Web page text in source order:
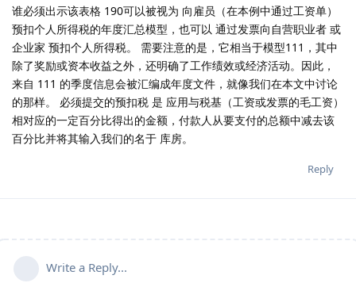
谁必须出示该表格 190可以被视为 向雇员（在本例中通过工资单）
预扣个人所得税的年度汇总模型，也可以 通过发票向自营职业者 或
企业家 预扣个人所得税。 需要注意的是，它相当于模型111，其中
除了奖励或资本收益之外，还明确了工作绩效或经济活动。因此，
来自 111 的季度信息会被汇编成年度文件，就像我们在本文中讨论
的那样。 必须提交的预扣税 是 应用与税基（工资或发票的毛工资）
相对应的一定百分比得出的金额，付款人从要支付的总额中减去该
百分比并将其输入我们的名于 库房。
Reply
Write a Reply...